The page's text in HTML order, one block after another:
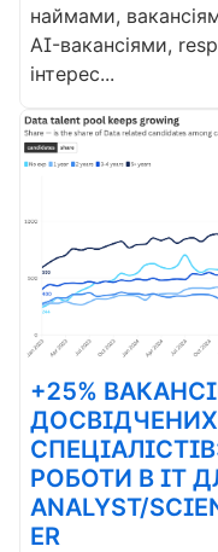
наймами,
AI-вакансіями,
інтерес...
+25%
РОБОТИ В ІТ
ANALYST/
ER